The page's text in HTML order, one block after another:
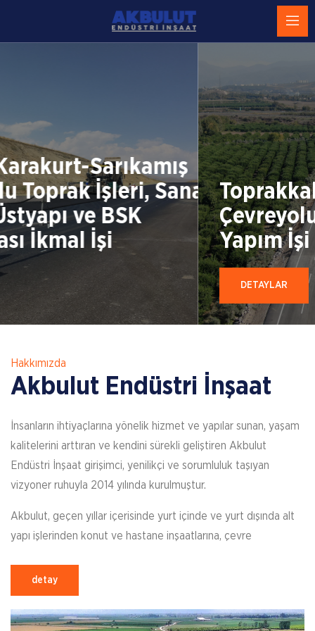
Toprakkale İY AYR-
Çevreyolu Arası BSK
Yapım İşi
Hakkımızda
Akbulut Endüstri İnşaat
İnsanların ihtiyaçlarına yönelik hizmet ve yapılar sunan, yaşam
kalitelerini arttıran ve kendini sürekli geliştiren Akbulut
Endüstri İnşaat girişimci, yenilikçi ve sorumluluk taşıyan
vizyoner ruhuyla 2014 yılında kurulmuştur.
Akbulut, geçen yıllar içerisinde yurt içinde ve yurt dışında alt
yapı işlerinden konut ve hastane inşaatlarına, çevre
inşaatlarından yol inşaatlarına kadar birçok farklı projeye imza
atmıştır.
Kısa sürede gerçekleşen bu hızlı büyüme, zamanla istikrara
detay